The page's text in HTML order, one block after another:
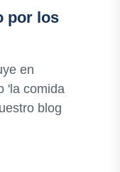
por los
en
'la comida
blog